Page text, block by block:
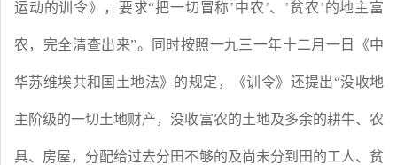
运动的训令》，要求“把一切冒称’中农’、’贫农’的地主富
农，完全清查出来”。同时按照一九三一年十二月一日《中
华苏维埃共和国土地法》的规定，《训令》还提出“没收地
主阶级的一切土地财产，没收富农的土地及多余的耕牛、农
具、房屋，分配给过去分田不够的及尚未分到田的工人、贫